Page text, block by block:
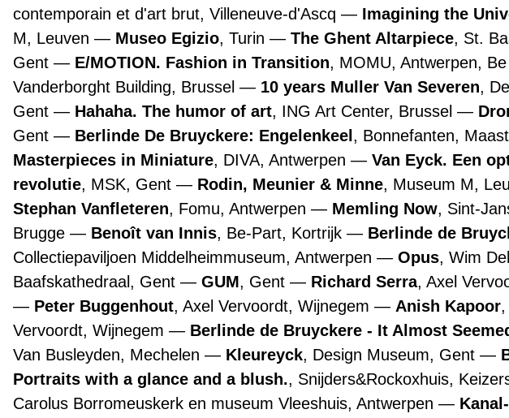
contemporain et d'art brut, Villeneuve-d'Ascq
Imagining the
M, Leuven
Museo Egizio, Turin The Ghent Altarpiece, St.
Gent
E/MOTION. Fashion in Transition, MOMU, Antwerpen, Be
Vanderborght Building, Brussel
10 years Muller Van Severen,
Gent
Hahaha. The humor of art, ING Art Center, Brussel
Gent
Berlinde De Bruyckere: Engelenkeel , Bonnefanten,
Masterpieces in Miniature, DIVA, Antwerpen
Van Eyck. Een
revolutie, MSK, Gent Rodin, Meunier & Minne, Museum M,
Stephan Vanfleteren, Fomu, Antwerpen Memling Now, Sint-
Brugge
Benoît van Innis, Be-Part, Kortrijk Berlinde de
Collectiepaviljoen Middelheimmuseum, Antwerpen
Opus, Wim
Baafskathedraal, Gent
GUM, Gent Richard Serra, Axel
Peter Buggenhout, Axel Vervoordt, Wijnegem Anish Kapoor,
Vervoordt, Wijnegem
Berlinde de Bruyckere - It Almost
Van Busleyden, Mechelen
Kleureyck, Design Museum, Gent
Portraits with a glance and a blush., Snijders&Rockoxhuis,
Carolus Borromeuskerk en museum Vleeshuis, Antwerpen